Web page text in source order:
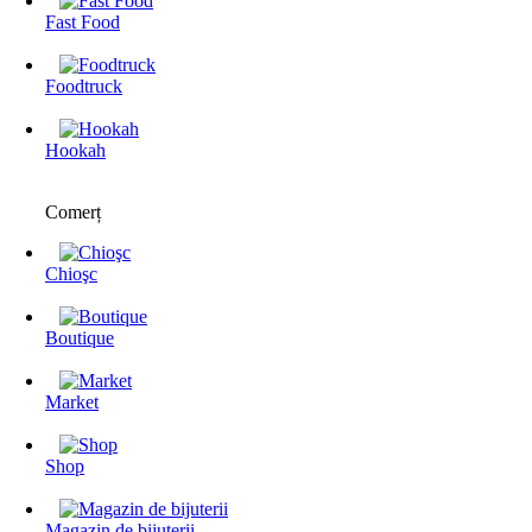
Fast Food
Foodtruck
Hookah
Comerț
Chioşc
Boutique
Market
Shop